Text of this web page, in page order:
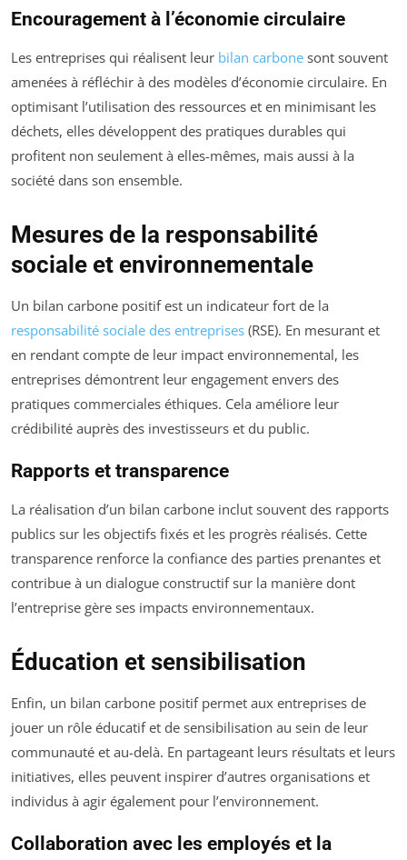
Encouragement à l’économie circulaire
Les entreprises qui réalisent leur bilan carbone sont souvent
amenées à réfléchir à des modèles d’économie circulaire. En
optimisant l’utilisation des ressources et en minimisant les
déchets, elles développent des pratiques durables qui
profitent non seulement à elles-mêmes, mais aussi à la
société dans son ensemble.
Mesures de la responsabilité
sociale et environnementale
Un bilan carbone positif est un indicateur fort de la
responsabilité sociale des entreprises (RSE). En mesurant et
en rendant compte de leur impact environnemental, les
entreprises démontrent leur engagement envers des
pratiques commerciales éthiques. Cela améliore leur
crédibilité auprès des investisseurs et du public.
Rapports et transparence
La réalisation d’un bilan carbone inclut souvent des rapports
publics sur les objectifs fixés et les progrès réalisés. Cette
transparence renforce la confiance des parties prenantes et
contribue à un dialogue constructif sur la manière dont
l’entreprise gère ses impacts environnementaux.
Éducation et sensibilisation
Enfin, un bilan carbone positif permet aux entreprises de
jouer un rôle éducatif et de sensibilisation au sein de leur
communauté et au-delà. En partageant leurs résultats et leurs
initiatives, elles peuvent inspirer d’autres organisations et
individus à agir également pour l’environnement.
Collaboration avec les employés et la